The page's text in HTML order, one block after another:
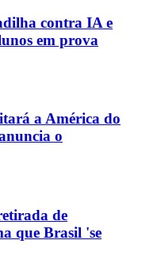
contra IA e
em prova
a América do
o
de
que Brasil 'se